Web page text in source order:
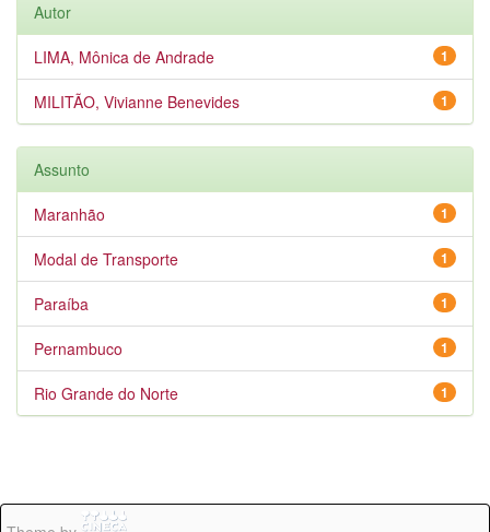
Autor
1
LIMA, Mônica de Andrade
1
MILITÃO, Vivianne Benevides
Assunto
1
Maranhão
1
Modal de Transporte
1
Paraíba
1
Pernambuco
1
Rio Grande do Norte